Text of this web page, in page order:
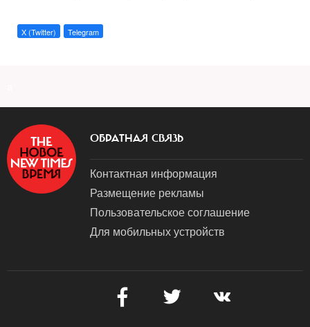
X (Twitter) Telegram
ОБРАТНАЯ СВЯЗЬ
Контактная информация
Размещение рекламы
Пользовательское соглашение
Для мобильных устройств